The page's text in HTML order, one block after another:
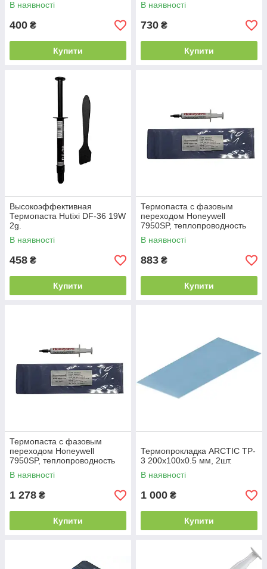
В наявності
400 ₴
Купити
тепловий опір: 0.0014c/Вт.
В наявності
730 ₴
Купити
Высокоэффективная
Термопаста Hutixi DF-36 19W
2g.
В наявності
458 ₴
Купити
Термопаста с фазовым
переходом Honeywell
7950SP, теплопроводность
8.5 Вт/м·К, 2 г
В наявності
883 ₴
Купити
Термопаста с фазовым
переходом Honeywell
7950SP, теплопроводность
8.5 Вт/м·К, 2 г
В наявності
1 278 ₴
Купити
Термопрокладка ARCTIC TP-
3 200x100x0.5 мм, 2шт.
В наявності
1 000 ₴
Купити